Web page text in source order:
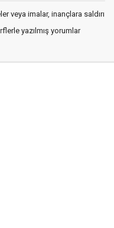
veya imalar, inançlara saldırı
yazılmış yorumlar